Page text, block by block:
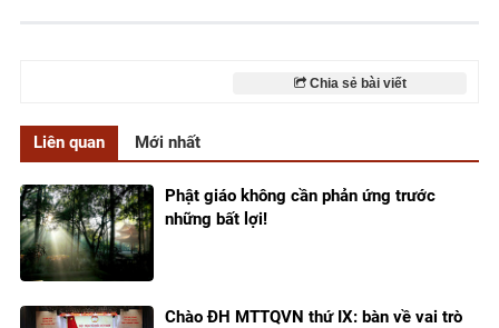
Chia sẻ bài viết
Liên quan Mới nhất
Phật giáo không cần phản ứng trước
những bất lợi!
Chào ĐH MTTQVN thứ IX: bàn về vai trò